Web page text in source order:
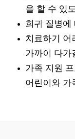
을 할 수 있
희귀 질병에
치료하기 어
가까이 다가
가족 지원
어린이와 가